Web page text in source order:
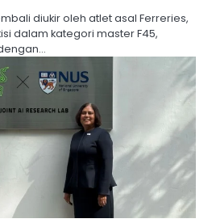
diukir oleh atlet asal Ferreries,
dalam kategori master F45,